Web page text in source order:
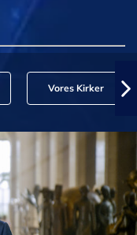
Vores Kirker